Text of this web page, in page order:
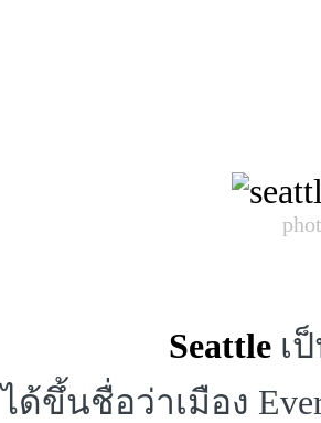
Seattle เ
ได้ขึ้นชื่อว่าเมือง